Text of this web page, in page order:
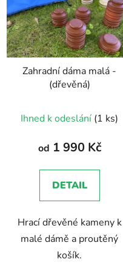
d
u
k
t
i
s
p
r
Zahradní dáma malá -
(dřevěná)
Ihned k odeslání (1 ks)
od 1 990 Kč
DETAIL
Hrací dřevěné kameny k
malé dámě a proutěný
košík.